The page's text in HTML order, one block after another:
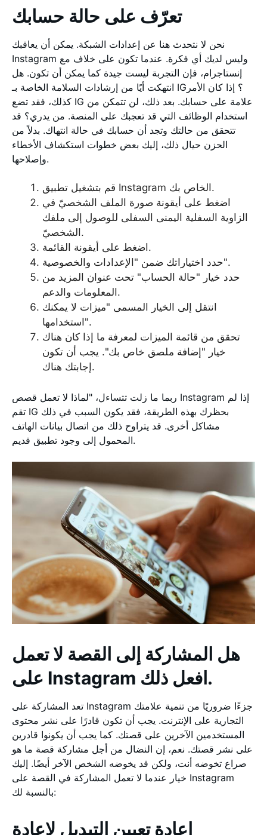
تعرّف على حالة حسابك
نحن لا نتحدث هنا عن إعدادات الشبكة. يمكن أن يعاقبك
Instagram وليس لديك أي فكرة. عندما تكون على خلاف مع
إنستاجرام، فإن التجربة ليست جيدة كما يمكن أن تكون. هل
انتهكت أيًا من إرشادات السلامة الخاصة بـ IG؟ إذا كان الأمر
كذلك، فقد تضع IG علامة على حسابك. بعد ذلك، لن تتمكن من
استخدام الوظائف التي قد تعجبك على المنصة. من يدري؟ قد
تتحقق من حالتك وتجد أن حسابك في حالة انتهاك. بدلاً من
الحزن حيال ذلك، إليك بعض خطوات استكشاف الأخطاء
وإصلاحها.
قم بتشغيل تطبيق Instagram الخاص بك.
اضغط على أيقونة صورة الملف الشخصيّ في
الزاوية السفلية اليمنى السفلى للوصول إلى ملفك
الشخصيّ.
اضغط على أيقونة القائمة.
حدد اختياراتك ضمن "الإعدادات والخصوصية".
حدد خيار "حالة الحساب" تحت عنوان المزيد من
المعلومات والدعم.
انتقل إلى الخيار المسمى "ميزات لا يمكنك
استخدامها".
تحقق من قائمة الميزات لمعرفة ما إذا كان هناك
خيار "إضافة ملصق خاص بك". يجب أن تكون
إجابتك هناك.
ربما ما زلت تتساءل، "لماذا لا تعمل قصص Instagram إذا لم
تقم IG بحظرك بهذه الطريقة، فقد يكون السبب في ذلك
مشاكل أخرى. قد يتراوح ذلك من اتصال بيانات الهاتف
المحمول إلى وجود تطبيق قديم.
هل المشاركة إلى القصة لا تعمل
على Instagram افعل ذلك.
تعد المشاركة على Instagram جزءًا ضروريًا من تنمية علامتك
التجارية على الإنترنت. يجب أن تكون قادرًا على نشر محتوى
المستخدمين الآخرين على قصتك. كما يجب أن يكونوا قادرين
على نشر قصتك. نعم، إن النضال من أجل مشاركة قصة ما هو
صراع تخوضه أنت، ولكن قد يخوضه الشخص الآخر أيضًا. إليك
خيار عندما لا تعمل المشاركة في القصة على Instagram
بالنسبة لك:
إعادة تعيين التبديل لإعادة